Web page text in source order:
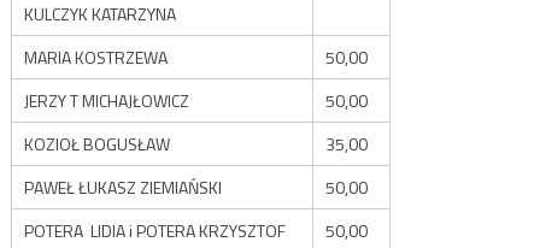
KULCZYK KATARZYNA
MARIA KOSTRZEWA
50,00
JERZY T MICHAJŁOWICZ
50,00
KOZIOŁ BOGUSŁAW
35,00
PAWEŁ ŁUKASZ ZIEMIAŃSKI
50,00
POTERA LIDIA i POTERA KRZYSZTOF
50,00